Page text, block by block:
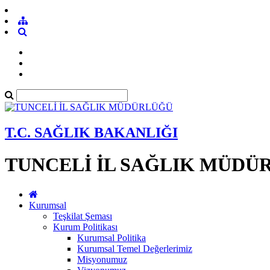
T.C. SAĞLIK BAKANLIĞI
TUNCELİ İL SAĞLIK
Kurumsal
Teşkilat Şeması
Kurum Politikası
Kurumsal Politika
Kurumsal Temel Değerlerimiz
Misyonumuz